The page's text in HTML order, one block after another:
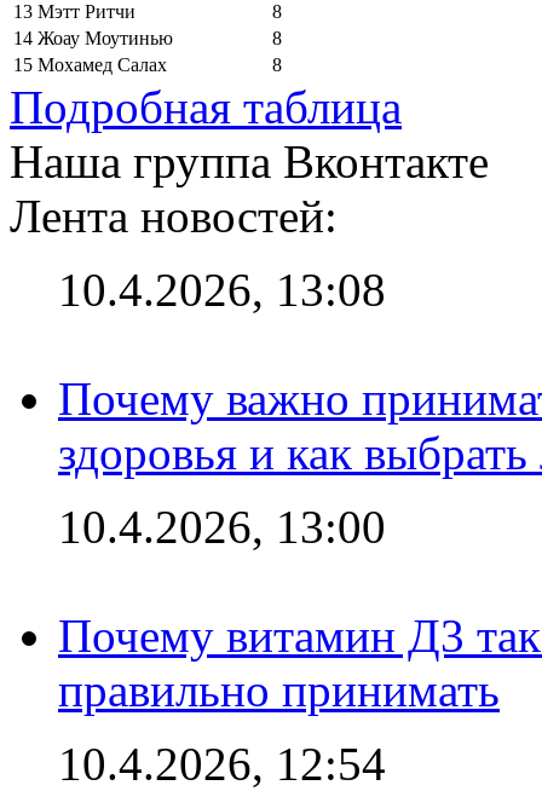
13 Мэтт Ритчи
8
14 Жоау Моутинью
8
15 Мохамед Салах 8
Подробная таблица
Наша группа Вконтакте
Лента новостей:
10.4.2026, 13:08
Почему важно
здоровья и как
10.4.2026, 13:00
Почему витамин Д3 так
правильно принимать
10.4.2026, 12:54